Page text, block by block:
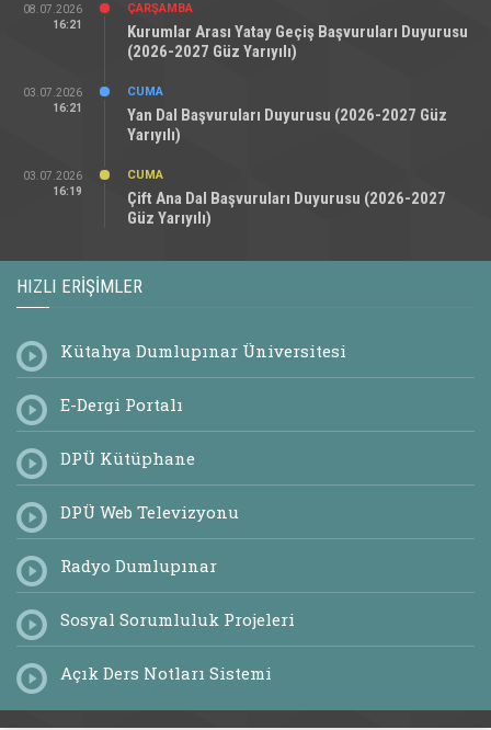
08.07.2026
16:21
ÇARŞAMBA
Kurumlar Arası Yatay Geçiş Başvuruları Duyurusu
(2026-2027 Güz Yarıyılı)
03.07.2026
16:21
CUMA
Yan Dal Başvuruları Duyurusu (2026-2027 Güz
Yarıyılı)
03.07.2026
16:19
CUMA
Çift Ana Dal Başvuruları Duyurusu (2026-2027
Güz Yarıyılı)
HIZLI ERIŞIMLER
Kütahya Dumlupınar Üniversitesi
E-Dergi Portalı
DPÜ Kütüphane
DPÜ Web Televizyonu
Radyo Dumlupınar
Sosyal Sorumluluk Projeleri
Açık Ders Notları Sistemi